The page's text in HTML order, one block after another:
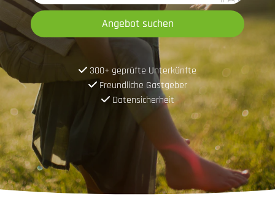
Angebot suchen
300+ geprüfte Unterkünfte
Freundliche Gastgeber
Datensicherheit